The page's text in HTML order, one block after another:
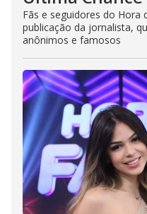
Fãs e seguidores do Hora
publicação da jornalista,
anônimos e famosos